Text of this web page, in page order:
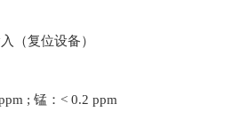
（复位设备）
; 锰：< 0.2 ppm